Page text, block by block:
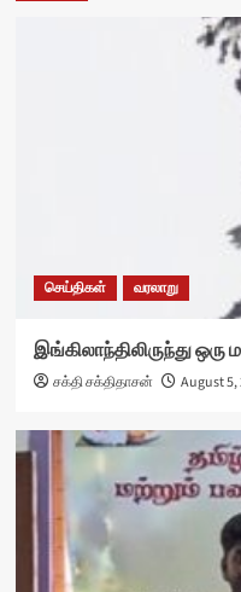
செய்திகள் வரலாறு
இங்கிலாந்திலிருந்து ஒரு
சக்தி சக்திதாசன் August 5,